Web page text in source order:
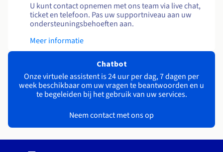
U kunt contact opnemen met ons team via live chat,
ticket en telefoon. Pas uw supportniveau aan uw
ondersteuningsbehoeften aan.
Meer informatie
Chatbot
Onze virtuele assistent is 24 uur per dag, 7 dagen per
week beschikbaar om uw vragen te beantwoorden en u
te begeleiden bij het gebruik van uw services.
Neem contact met ons op